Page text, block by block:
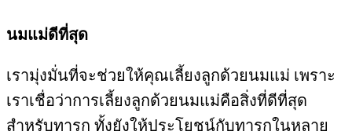
นมแม่ดีที่สุด
เรามุ่งมั่นที่จะช่วยให้คุณเลี้ยงลูกด้วยนมแม่ เพราะ
เราเชื่อว่าการเลี้ยงลูกด้วยนมแม่คือสิ่งที่ดีที่สุด
สำหรับทารก ทั้งยังให้ประโยชน์กับทารกในหลาย